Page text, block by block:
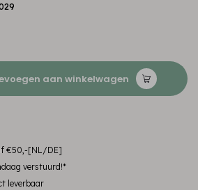
aan winkelwagen
€50,-[NL/DE]
verstuurd!*
leverbaar